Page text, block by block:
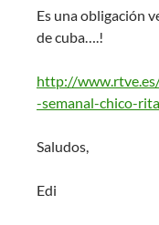
Es una obligación
de cuba….!
http://
-semanal-chico-
Saludos,
Edi